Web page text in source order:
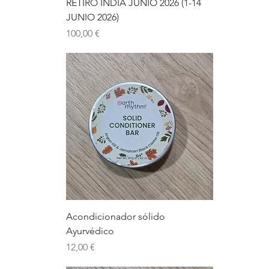
RETIRO ÍNDIA JUNIO 2026 (1-14
JUNIO 2026)
Precio
100,00 €
Acondicionador sólido
Ayurvédico
Precio
12,00 €